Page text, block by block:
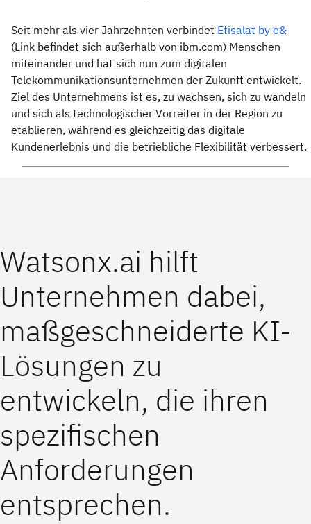
Seit mehr als vier Jahrzehnten verbindet Etisalat by e&
(Link befindet sich außerhalb von ibm.com) Menschen
miteinander und hat sich nun zum digitalen
Telekommunikationsunternehmen der Zukunft entwickelt.
Ziel des Unternehmens ist es, zu wachsen, sich zu wandeln
und sich als technologischer Vorreiter in der Region zu
etablieren, während es gleichzeitig das digitale
Kundenerlebnis und die betriebliche Flexibilität verbessert.
Watsonx.ai hilft
Unternehmen dabei,
maßgeschneiderte KI-
Lösungen zu
entwickeln, die ihren
spezifischen
Anforderungen
entsprechen.